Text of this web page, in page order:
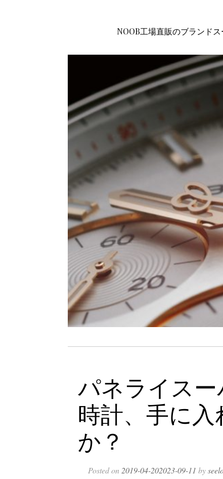
NOOB工場直販のブランド
パネライス
時計、手に
か？
Posted on 2019-04-202023-09-11 by